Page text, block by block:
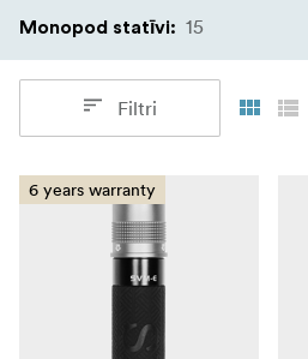
Monopod statīvi: 15
Filtri
6 years warranty